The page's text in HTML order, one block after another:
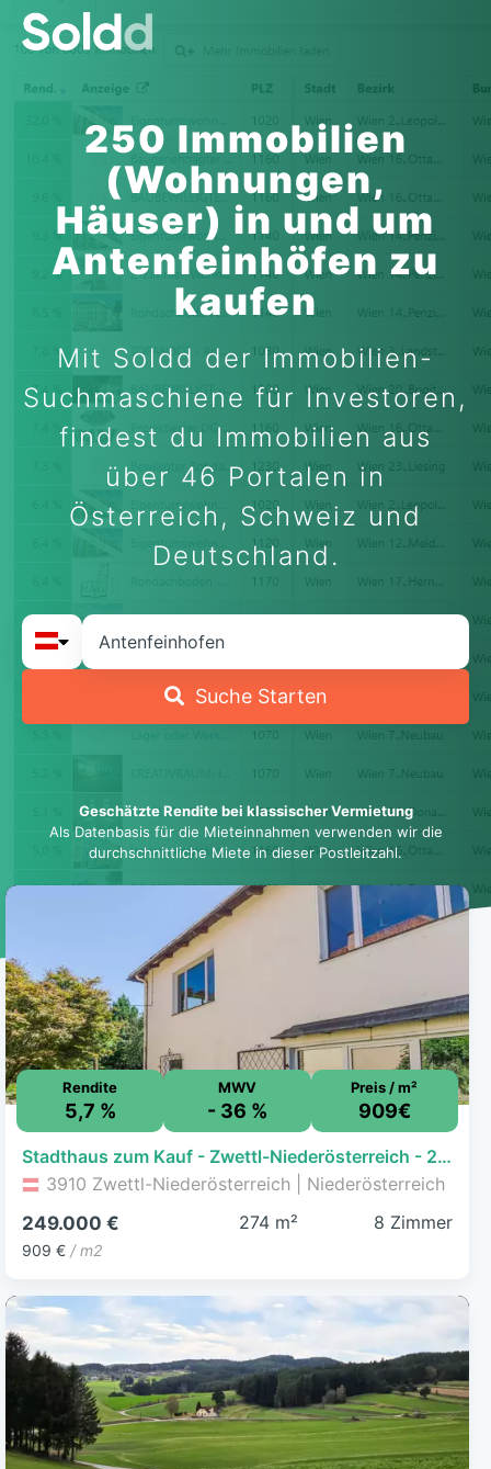
250 Immobilien
(Wohnungen,
Häuser) in und um
Antenfeinhöfen zu
kaufen
Mit Soldd der Immobilien-
Suchmaschiene für Investoren,
findest du Immobilien aus
über 46 Portalen in
Österreich, Schweiz und
Deutschland.
Suche Starten
Geschätzte Rendite bei klassischer Vermietung
Als Datenbasis für die Mieteinnahmen verwenden wir die
durchschnittliche Miete in dieser Postleitzahl.
Rendite
5,7 %
MWV
- 36 %
Preis / m²
909€
Stadthaus zum Kauf - Zwettl-Niederösterreich - 249.000 € - 8 Zimmer, 273,9 m², 512 m² Grundstück
3910 Zwettl-Niederösterreich | Niederösterreich
249.000 €
909 € / m2
274 m² 8 Zimmer